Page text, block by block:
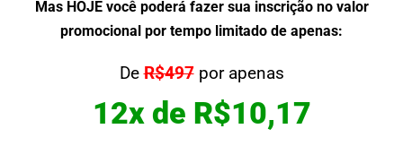
Mas HOJE você poderá fazer sua inscrição no valor
promocional por tempo limitado de apenas:
DeR$497por apenas
12x de R$10,17